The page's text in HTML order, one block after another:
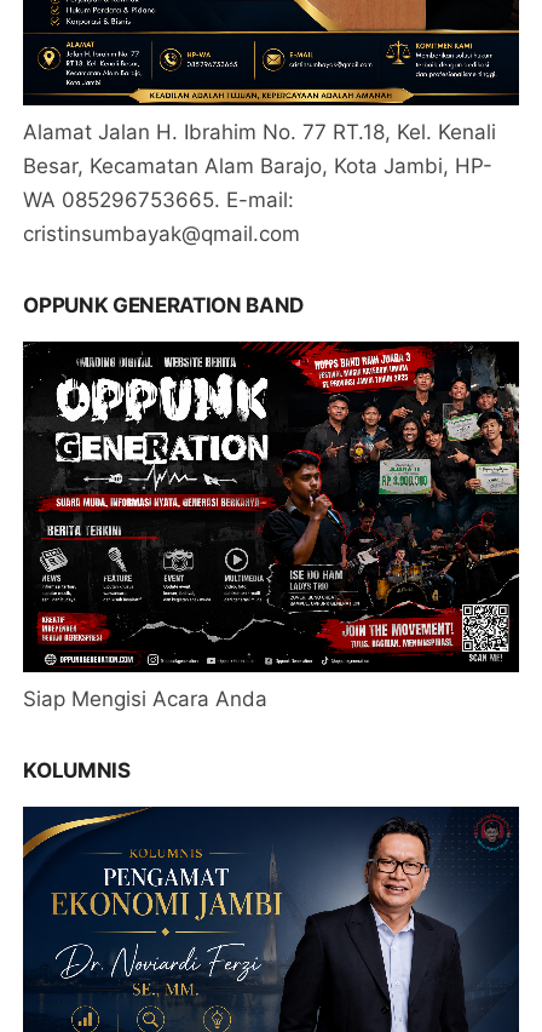
Alamat Jalan H. Ibrahim No. 77 RT.18, Kel. Kenali
Besar, Kecamatan Alam Barajo, Kota Jambi, HP-
WA 085296753665. E-mail:
cristinsumbayak@qmail.com
OPPUNK GENERATION BAND
Siap Mengisi Acara Anda
KOLUMNIS